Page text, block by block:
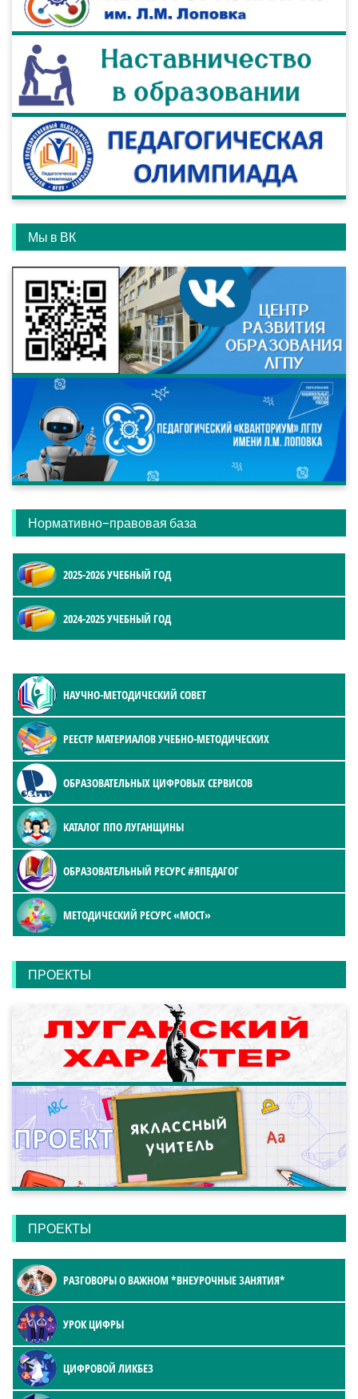
Мы в ВК
Нормативно-правовая база
2025-2026 УЧЕБНЫЙ ГОД
2024-2025 УЧЕБНЫЙ ГОД
НАУЧНО-МЕТОДИЧЕСКИЙ СОВЕТ
РЕЕСТР МАТЕРИАЛОВ УЧЕБНО-МЕТОДИЧЕСКИХ
ОБРАЗОВАТЕЛЬНЫХ ЦИФРОВЫХ СЕРВИСОВ
КАТАЛОГ ППО ЛУГАНЩИНЫ
ОБРАЗОВАТЕЛЬНЫЙ РЕСУРС #ЯПЕДАГОГ
МЕТОДИЧЕСКИЙ РЕСУРС «МОСТ»
ПРОЕКТЫ
ПРОЕКТЫ
РАЗГОВОРЫ О ВАЖНОМ *ВНЕУРОЧНЫЕ ЗАНЯТИЯ*
УРОК ЦИФРЫ
ЦИФРОВОЙ ЛИКБЕЗ